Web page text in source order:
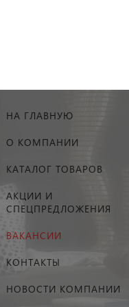
НА ГЛАВНУЮ
О КОМПАНИИ
КАТАЛОГ ТОВАРОВ
АКЦИИ И
СПЕЦПРЕДЛОЖЕНИЯ
ВАКАНСИИ
КОНТАКТЫ
НОВОСТИ КОМПАНИИ